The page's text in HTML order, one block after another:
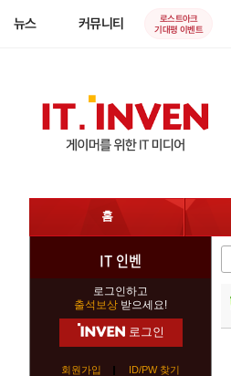
뉴스 커뮤니티
로스트아크
기대평 이벤트
홈
IT 인벤
로그인하고
출석보상 받으세요!
로그인
회원가입 ID/PW 찾기